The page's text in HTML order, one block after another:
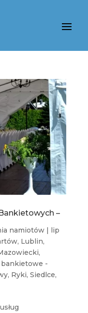
–
namiotów| lip
, Lublin,
,
bankietowe -
, Ryki, Siedlce,